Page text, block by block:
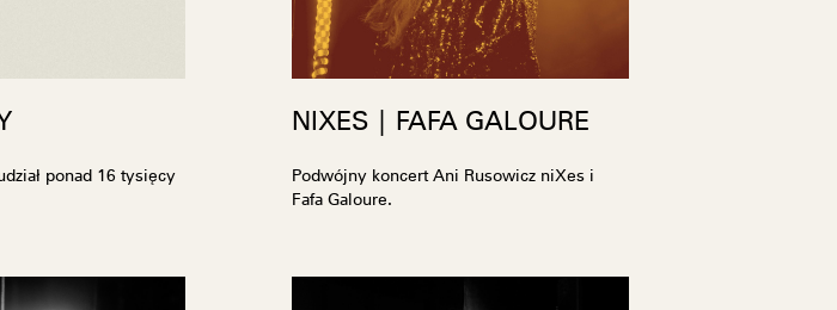
ponad 16 tysięcy
NIXES | FAFA GALOURE
Podwójny koncert Ani Rusowicz niXes i
Fafa Galoure.